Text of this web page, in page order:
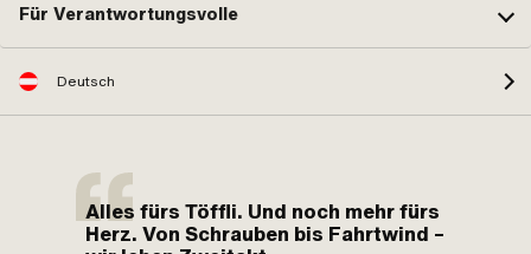
Für Verantwortungsvolle
Deutsch
Alles fürs Töffli. Und noch mehr fürs
Herz. Von Schrauben bis Fahrtwind –